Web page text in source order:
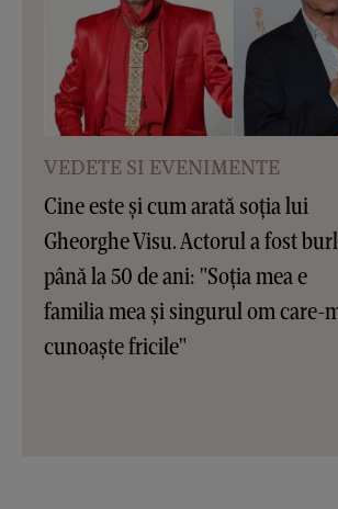
VEDETE SI EVENIMENTE
Cine este și cum arată soția lui
Gheorghe Visu. Actorul a fost
până la 50 de ani: "Soția mea e
familia mea și singurul om care-
cunoaște fricile"